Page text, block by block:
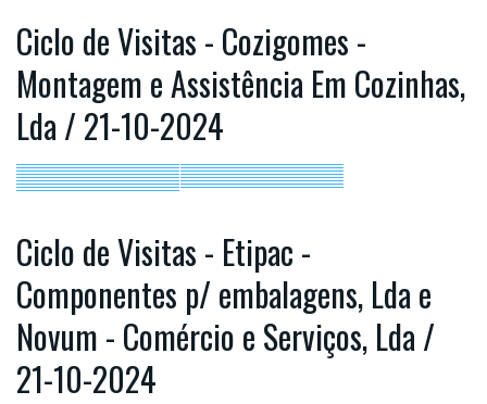
Ciclo de Visitas - Cozigomes -
Montagem e Assistência Em Cozinhas,
Lda / 21-10-2024
Ciclo de Visitas - Etipac -
Componentes p/ embalagens, Lda e
Novum - Comércio e Serviços, Lda /
21-10-2024